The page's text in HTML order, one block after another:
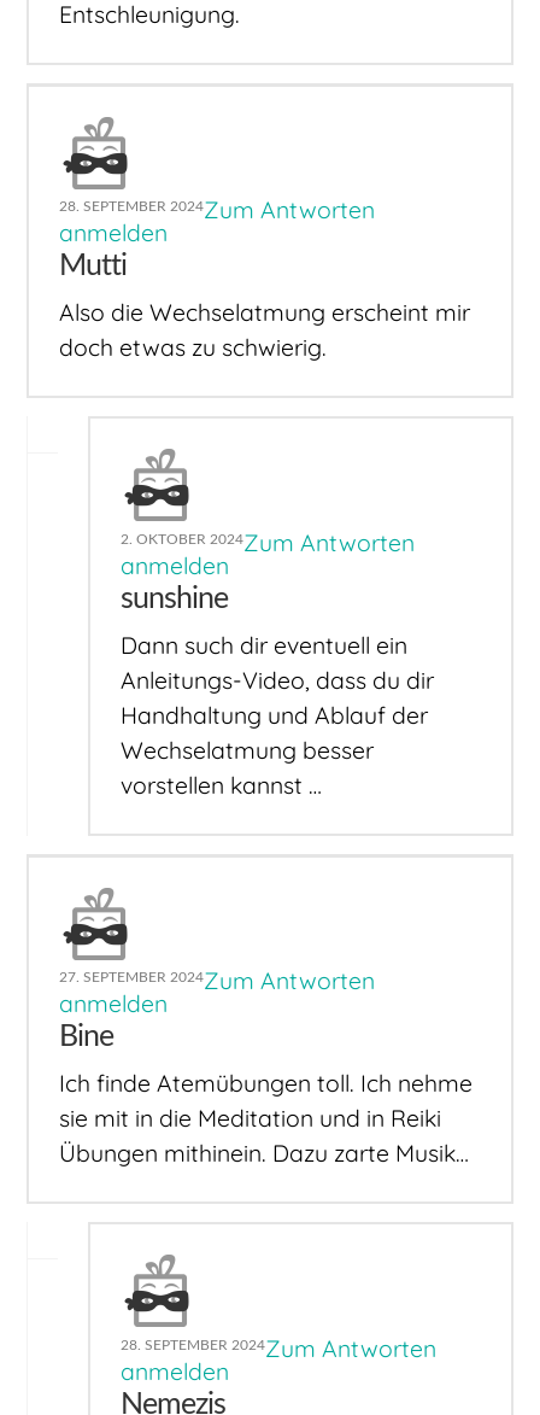
Entschleunigung.
28. SEPTEMBER 2024Zum Antworten
anmelden
Mutti
Also die Wechselatmung erscheint mir
doch etwas zu schwierig.
2. OKTOBER 2024Zum Antworten
anmelden
sunshine
Dann such dir eventuell ein
Anleitungs-Video, dass du dir
Handhaltung und Ablauf der
Wechselatmung besser
vorstellen kannst …
27. SEPTEMBER 2024Zum Antworten
anmelden
Bine
Ich finde Atemübungen toll. Ich nehme
sie mit in die Meditation und in Reiki
Übungen mithinein. Dazu zarte Musik…
28. SEPTEMBER 2024Zum Antworten
anmelden
Nemezis